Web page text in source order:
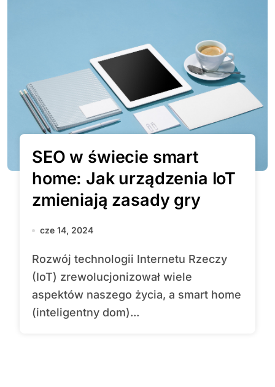
SEO w świecie smart
home: Jak urządzenia IoT
zmieniają zasady gry
cze 14, 2024
Rozwój technologii Internetu Rzeczy
(IoT) zrewolucjonizował wiele
aspektów naszego życia, a smart home
(inteligentny dom)...